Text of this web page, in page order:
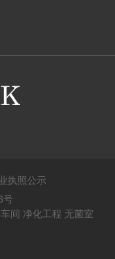
执照公示
号
间 净化工程 无菌室